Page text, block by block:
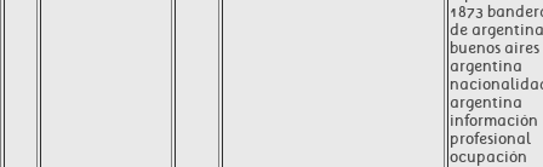
1873
de argentina
buenos aires
argentina
argentina
información
profesional
ocupación